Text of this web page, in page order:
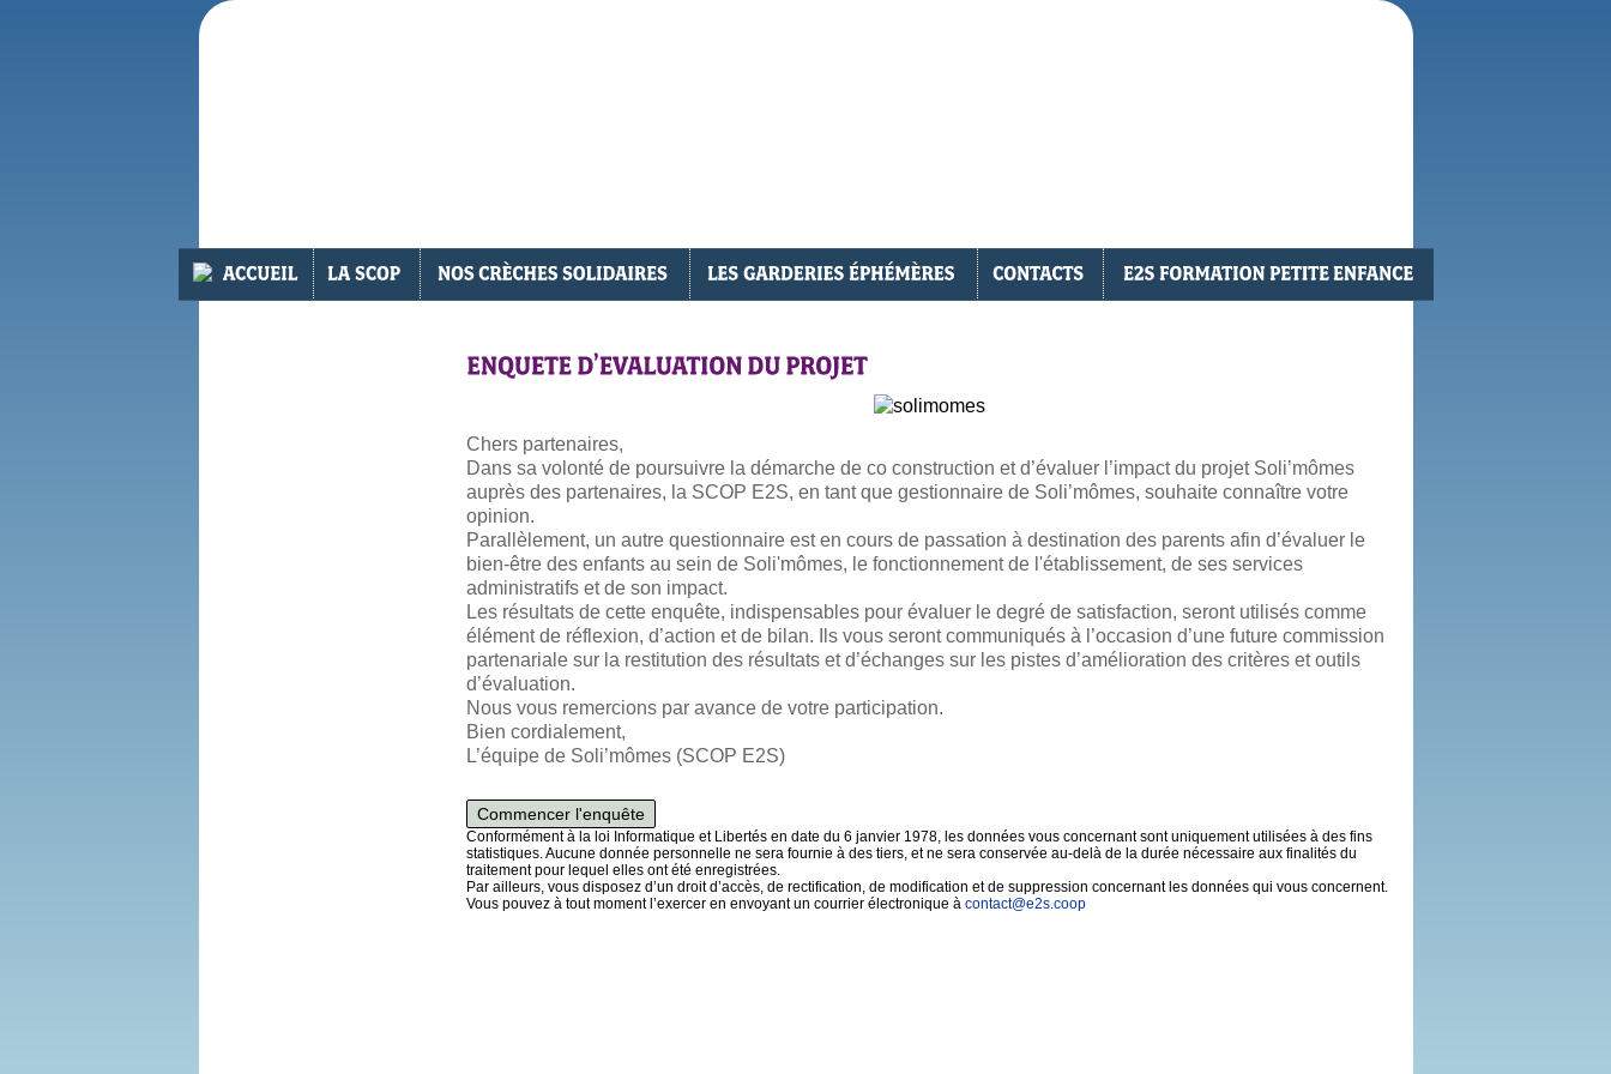
Chers partenaires,
Dans sa volonté de poursuivre la démarche de co construction et d’évaluer l’impact du projet Soli’mômes
auprès des partenaires, la SCOP E2S, en tant que gestionnaire de Soli’mômes, souhaite connaître votre
opinion.
Parallèlement, un autre questionnaire est en cours de passation à destination des parents afin d’évaluer le
bien-être des enfants au sein de Soli'mômes, le fonctionnement de l'établissement, de ses services
administratifs et de son impact.
Les résultats de cette enquête, indispensables pour évaluer le degré de satisfaction, seront utilisés comme
élément de réflexion, d’action et de bilan. Ils vous seront communiqués à l’occasion d’une future commission
partenariale sur la restitution des résultats et d’échanges sur les pistes d’amélioration des critères et outils
d’évaluation.
Nous vous remercions par avance de votre participation.
Bien cordialement,
L’équipe de Soli’mômes (SCOP E2S)
Commencer l'enquête
Conformément à la loi Informatique et Libertés en date du 6 janvier 1978, les données vous concernant sont uniquement utilisées à des fins
statistiques. Aucune donnée personnelle ne sera fournie à des tiers, et ne sera conservée au-delà de la durée nécessaire aux finalités du
traitement pour lequel elles ont été enregistrées.
Par ailleurs, vous disposez d’un droit d’accès, de rectification, de modification et de suppression concernant les données qui vous concernent.
Vous pouvez à tout moment l’exercer en envoyant un courrier électronique à contact@e2s.coop